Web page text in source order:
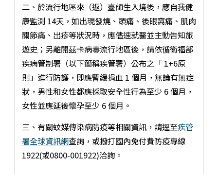
二、於流行地區來（返）臺師生入境後，應自我健
康監測 14天，如出現發燒、頭痛、後眼窩痛、肌肉
關節痛、出疹等狀況時，應儘速就醫並主動告知旅
遊史；另離開茲卡病毒流行地區後，請依循衛福部
疾病管制署（以下簡稱疾管署）公布之「 1+6原
則」進行防護，即應暫緩捐血 1 個月，無論有無症
狀，男性和女性都應採取安全性行為至少 6 個月，
女性並應延後懷孕至少 6 個月。
三、有關蚊媒傳染病防疫等相關資訊，請逕至疾管
署全球資訊網查詢，或撥打國內免付費防疫專線
1922(或0800-001922)洽詢。